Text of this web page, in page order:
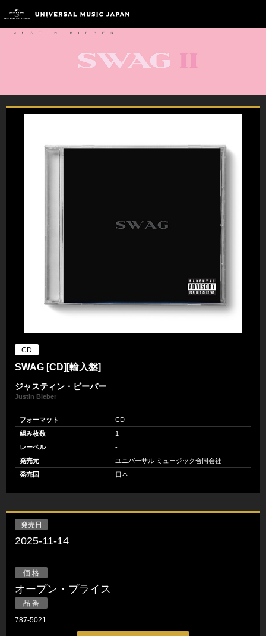
CD
SWAG [CD][輸入盤]
ジャスティン・ビーバー
Justin Bieber
フォーマット
CD
組み枚数
1
レーベル
-
発売元
ユニバーサル ミュージック合同会社
発売国
日本
発売日
2025-11-14
価 格
オープン・プライス
品 番
787-5021